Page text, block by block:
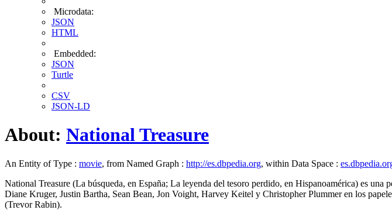
Microdata:
JSON
HTML
Embedded:
JSON
Turtle
CSV
JSON-LD
About: National Treasure
An Entity of Type : movie, from Named Graph : http://es.dbpedia.org, within Data Space :
National Treasure (La búsqueda, en España; La leyenda del tesoro perdido, en Hispanoamérica) es
Diane Kruger, Justin Bartha, Sean Bean, Jon Voight, Harvey Keitel y Christopher Plummer en los
(Trevor Rabin).